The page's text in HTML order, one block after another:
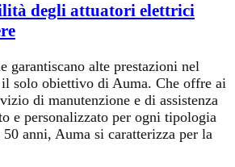
degli attuatori elettrici
garantiscano alte prestazioni nel
solo obiettivo di Auma. Che offre ai
di manutenzione e di assistenza
e personalizzato per ogni tipologia
anni, Auma si caratterizza per la